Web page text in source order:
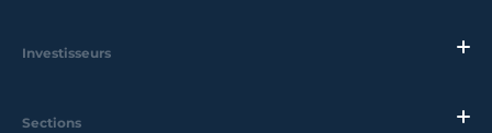
Investisseurs
Sections